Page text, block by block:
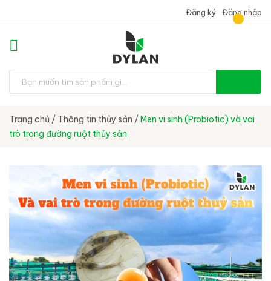
Đăng ký Đăng nhập
Trang chủ / Thông tin thủy sản /Men vi sinh (Probiotic) và vai
trò trong đường ruột thủy sản